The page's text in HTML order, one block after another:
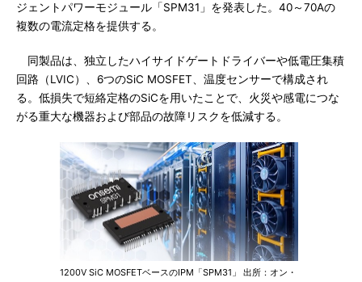
ジェントパワーモジュール「SPM31」を発表した。40～70Aの
複数の電流定格を提供する。
同製品は、独立したハイサイドゲートドライバーや低電圧集積
回路（LVIC）、6つのSiC MOSFET、温度センサーで構成され
る。低損失で短絡定格のSiCを用いたことで、火災や感電につな
がる重大な機器および部品の故障リスクを低減する。
1200V SiC MOSFETベースのIPM「SPM31」 出所：オン・